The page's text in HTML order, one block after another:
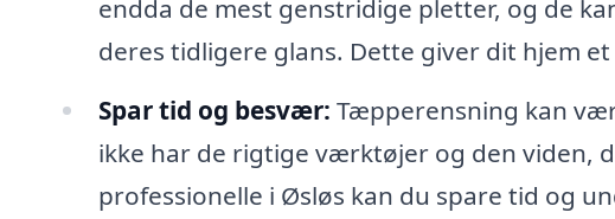
endda de mest genstridige pletter, og de
deres tidligere glans. Dette giver dit hjem
Spar tid og besvær: Tæpperensning kan
ikke har de rigtige værktøjer og den viden,
professionelle i Øsløs kan du spare tid og